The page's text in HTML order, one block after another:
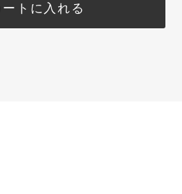
ートに入れる